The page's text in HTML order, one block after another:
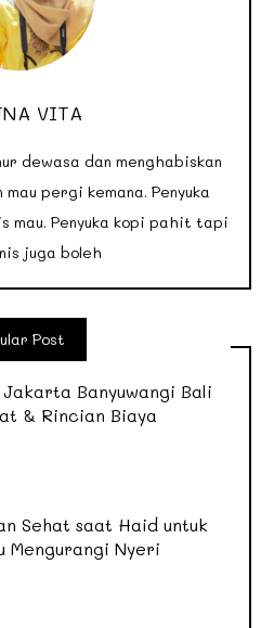
VITA
dewasa dan menghabiskan
pergi kemana. Penyuka
Penyuka kopi pahit tapi
juga boleh
Post
Banyuwangi Bali
& Rincian Biaya
Sehat saat Haid untuk
Mengurangi Nyeri